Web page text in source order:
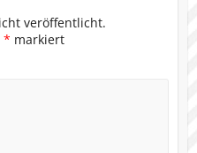
veröffentlicht.
* markiert